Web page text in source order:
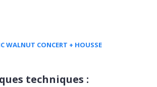
WALNUT CONCERT + HOUSSE
techniques :